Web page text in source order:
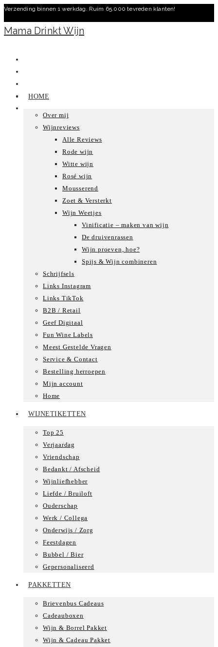
Ga
naar
inhoud
Verzending binnen 1 werkdag. Ruim 65.000 tevreden klanten!
Mama Drinkt Wijn
HOME
Over mij
Wijnreviews
Alle Reviews
Rode wijn
Witte wijn
Rosé wijn
Mousserend
Zoet & Versterkt
Wijn Weetjes
Vinificatie – maken van wijn
De druivenrassen
Wijn proeven, hoe?
Spijs & Wijn combineren
Schrijfsels
Links Instagram
Links TikTok
B2B / Retail
Geef Digitaal
Fun Wine Labels
Meest Gestelde Vragen
Service & Contact
Bestelling herroepen
Mijn account
Home
WIJNETIKETTEN
Top 25
Verjaardag
Vriendschap
Bedankt / Afscheid
Wijnliefhebber
Liefde / Bruiloft
Ouderschap
Werk / Collega
Onderwijs / Zorg
Feestdagen
Bubbel / Bier
Gepersonaliseerd
PAKKETTEN
Brievenbus Cadeaus
Cadeauboxen
Wijn & Borrel Pakket
Wijn & Cadeau Pakket